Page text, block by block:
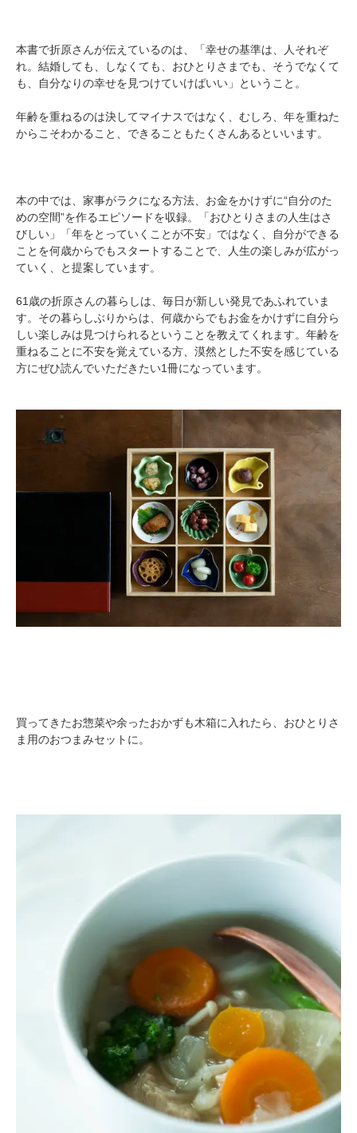
本書で折原さんが伝えているのは、「幸せの基準は、人それぞ
れ。結婚しても、しなくても、おひとりさまでも、そうでなくて
も、自分なりの幸せを見つけていけばいい」ということ。
年齢を重ねるのは決してマイナスではなく、むしろ、年を重ねた
からこそわかること、できることもたくさんあるといいます。
本の中では、家事がラクになる方法、お金をかけずに“自分のた
めの空間”を作るエピソードを収録。「おひとりさまの人生はさ
びしい」「年をとっていくことが不安」ではなく、自分ができる
ことを何歳からでもスタートすることで、人生の楽しみが広がっ
ていく、と提案しています。
61歳の折原さんの暮らしは、毎日が新しい発見であふれていま
す。その暮らしぶりからは、何歳からでもお金をかけずに自分ら
しい楽しみは見つけられるということを教えてくれます。年齢を
重ねることに不安を覚えている方、漠然とした不安を感じている
方にぜひ読んでいただきたい1冊になっています。
買ってきたお惣菜や余ったおかずも木箱に入れたら、おひとりさ
ま用のおつまみセットに。